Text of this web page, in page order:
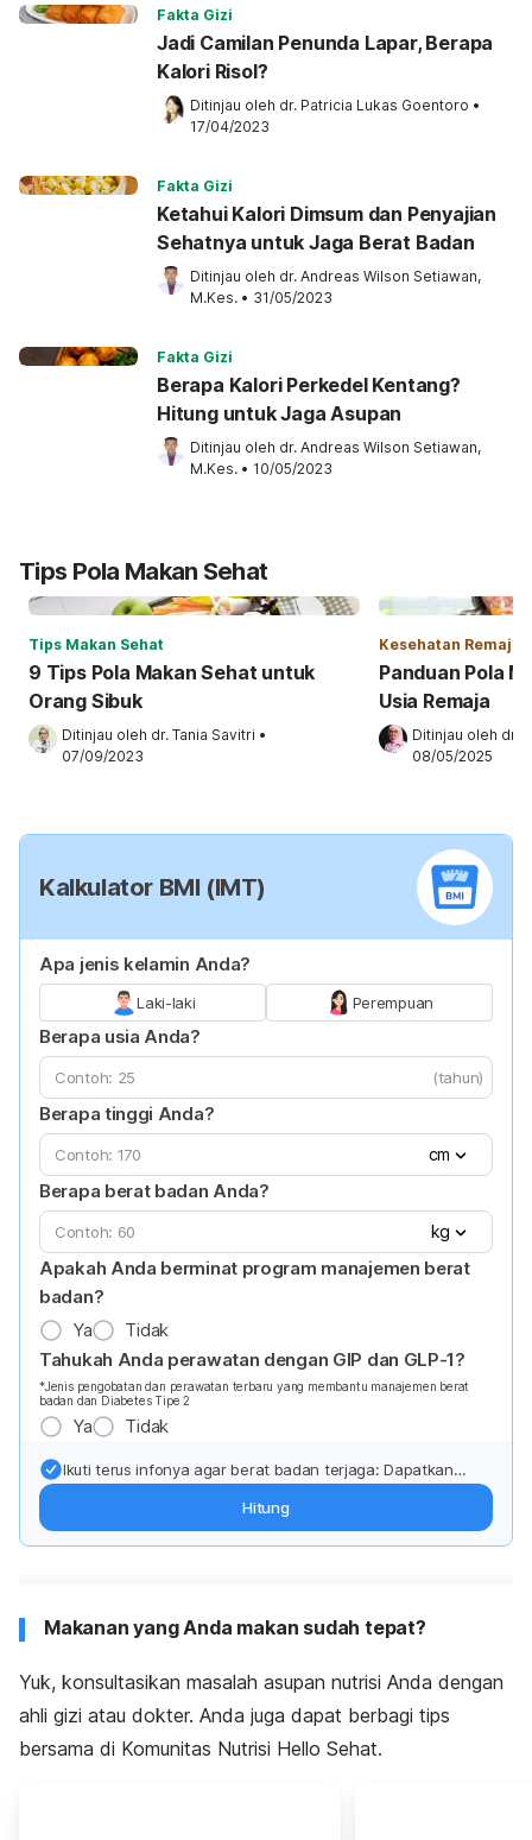
Fakta Gizi
Jadi Camilan Penunda Lapar, Berapa
Kalori Risol?
Ditinjau oleh dr. Patricia Lukas Goentoro •
17/04/2023
Fakta Gizi
Ketahui Kalori Dimsum dan Penyajian
Sehatnya untuk Jaga Berat Badan
Ditinjau oleh dr. Andreas Wilson Setiawan,
M.Kes. • 31/05/2023
Fakta Gizi
Berapa Kalori Perkedel Kentang?
Hitung untuk Jaga Asupan
Ditinjau oleh dr. Andreas Wilson Setiawan,
M.Kes. • 10/05/2023
Tips Pola Makan Sehat
Tips Makan Sehat
9 Tips Pola Makan Sehat untuk
Orang Sibuk
Ditinjau oleh dr. Tania Savitri •
07/09/2023
Kesehatan Remaja
Panduan Pola
Usia Remaja
Ditinjau oleh dr.
08/05/2025
Kalkulator BMI (IMT)
Apa jenis kelamin Anda?
Laki-laki Perempuan
Berapa usia Anda?
(tahun)
Berapa tinggi Anda?
cm
Berapa berat badan Anda?
kg
Apakah Anda berminat program manajemen berat
badan?
Ya
Tidak
Tahukah Anda perawatan dengan GIP dan GLP-1?
*Jenis pengobatan dan perawatan terbaru yang membantu manajemen berat
badan dan Diabetes Tipe 2
Ya Tidak
Ikuti terus infonya agar berat badan terjaga: Dapatkan
berat badan langsung ke inbox Anda.
Hitung
Makanan yang Anda makan sudah tepat?
Yuk, konsultasikan masalah asupan nutrisi Anda dengan
ahli gizi atau dokter. Anda juga dapat berbagi tips
bersama di Komunitas Nutrisi Hello Sehat.